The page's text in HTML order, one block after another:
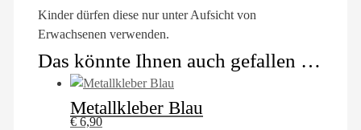
Kinder dürfen diese nur unter Aufsicht von
Erwachsenen verwenden.
Das könnte Ihnen auch gefallen …
Metallkleber Blau
€6,90